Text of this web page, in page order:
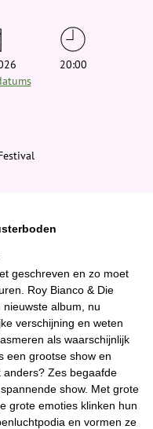
20:00
geschreven en zo moet
Roy Bianco & Die
album, nu
verschijning en weten
als waarschijnlijk
een grootse show en
Zes begaafde
show. Met grote
grote emoties klinken hun
en vormen ze